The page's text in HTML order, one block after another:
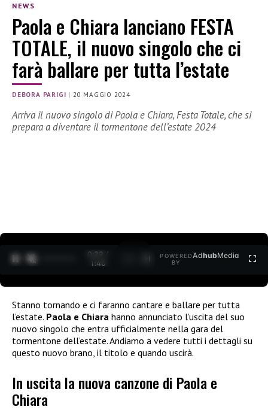
NEWS
Paola e Chiara lanciano FESTA
TOTALE, il nuovo singolo che ci
farà ballare per tutta l’estate
DEBORA PARIGI | 20 MAGGIO 2024
Arriva il nuovo singolo di Paola e Chiara, Festa Totale, che si
prepara a diventare il tormentone dell’estate 2024
0:30 /
1:40
POWERED
BY
AdhubMedia
Stanno tornando e ci faranno cantare e ballare per tutta
l’estate. Paola e Chiara hanno annunciato l’uscita del suo
nuovo singolo che entra ufficialmente nella gara del
tormentone dell’estate. Andiamo a vedere tutti i dettagli su
questo nuovo brano, il titolo e quando uscirà.
In uscita la nuova canzone di Paola e
Chiara